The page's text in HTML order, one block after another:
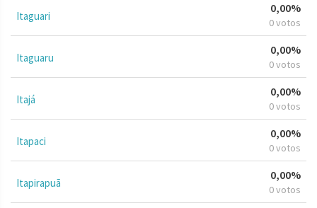
Itaguari
0,00%
0 votos
Itaguaru
0,00%
0 votos
Itajá
0,00%
0 votos
Itapaci
0,00%
0 votos
Itapirapuã
0,00%
0 votos